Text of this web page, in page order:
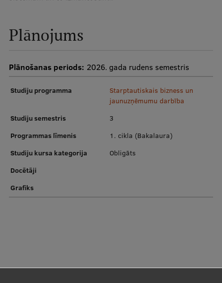
Zinātnes ietekme
Pētniecības platformas
Pētniecības pakalpojumi
Pētniecības projekti
Zinātnieku brokastis
Vertikāli integrētie projekti
Plānojums
Plānošanas periods: 2026. gada rudens semestris
Studiju programma
Starptautiskais bizness un
jaunuzņēmumu darbība
Studiju semestris
3
Programmas līmenis
1. cikla (Bakalaura)
Studiju kursa kategorija
Obligāts
Docētāji
Grafiks